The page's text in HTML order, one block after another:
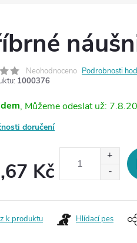
Neohodnoceno Podrobnosti
1000376
doručení
Kč
k produktu Hlídací pes